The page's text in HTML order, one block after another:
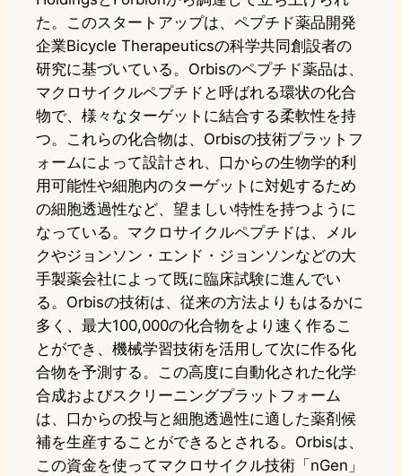
た。このスタートアップは、ペプチド薬品開発
企業Bicycle Therapeuticsの科学共同創設者の
研究に基づいている。Orbisのペプチド薬品は、
マクロサイクルペプチドと呼ばれる環状の化合
物で、様々なターゲットに結合する柔軟性を持
つ。これらの化合物は、Orbisの技術プラットフ
ォームによって設計され、口からの生物学的利
用可能性や細胞内のターゲットに対処するため
の細胞透過性など、望ましい特性を持つように
なっている。マクロサイクルペプチドは、メル
クやジョンソン・エンド・ジョンソンなどの大
手製薬会社によって既に臨床試験に進んでい
る。Orbisの技術は、従来の方法よりもはるかに
多く、最大100,000の化合物をより速く作るこ
とができ、機械学習技術を活用して次に作る化
合物を予測する。この高度に自動化された化学
合成およびスクリーニングプラットフォーム
は、口からの投与と細胞透過性に適した薬剤候
補を生産することができるとされる。Orbisは、
この資金を使ってマクロサイクル技術「nGen」